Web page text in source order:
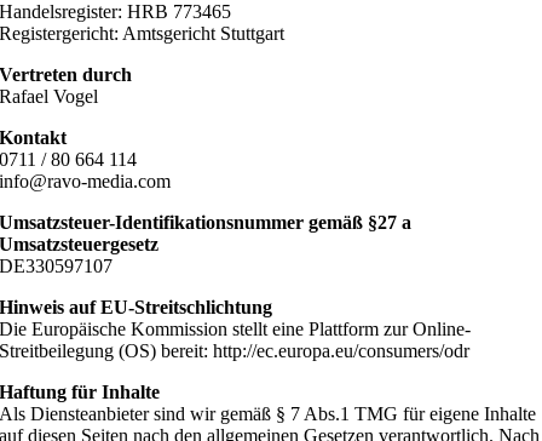
Handelsregister: HRB 773465
Registergericht: Amtsgericht Stuttgart
Vertreten durch
Rafael Vogel
Kontakt
0711 / 80 664 114
info@ravo-media.com
Umsatzsteuer-Identifikationsnummer gemäß §27 a
Umsatzsteuergesetz
DE330597107
Hinweis auf EU-Streitschlichtung
Die Europäische Kommission stellt eine Plattform zur Online-
Streitbeilegung (OS) bereit: http://ec.europa.eu/consumers/odr
Haftung für Inhalte
Als Diensteanbieter sind wir gemäß § 7 Abs.1 TMG für eigene Inhalte
auf diesen Seiten nach den allgemeinen Gesetzen verantwortlich. Nach